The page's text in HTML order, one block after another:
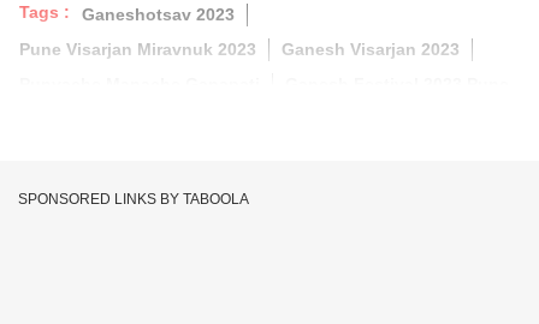
Tags :
Ganeshotsav 2023
Pune Visarjan Miravnuk 2023
Ganesh Visarjan 2023
SPONSORED LINKS BY TABOOLA